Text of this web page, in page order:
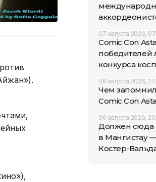
07 августа 2026,
Comic Con
победителей
конкурса
06 августа 2026,
Чем
Comic Con
06 августа 2026,
Должен сюда
в Мангистау
Костер-